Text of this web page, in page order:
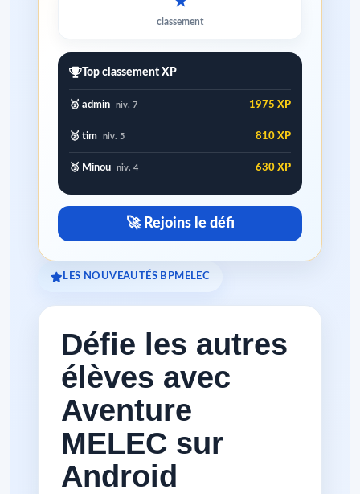
classement
Top classement XP
🥇 admin niv. 7 1975 XP
🥈 tim niv. 5 810 XP
🥉 Minou niv. 4 630 XP
🚀 Rejoins le défi
LES NOUVEAUTÉS BPMELEC
Défie les autres
élèves avec
Aventure
MELEC sur
Android